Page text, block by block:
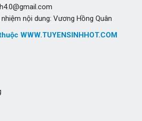
nội dung: Vương Hồng Quân
WWW.TUYENSINHHOT.COM